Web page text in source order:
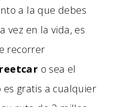
a la que debes
vez en la vida, es
recorrer
o sea el
gratis a cualquier